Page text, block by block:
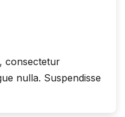
consectetur
nulla. Suspendisse